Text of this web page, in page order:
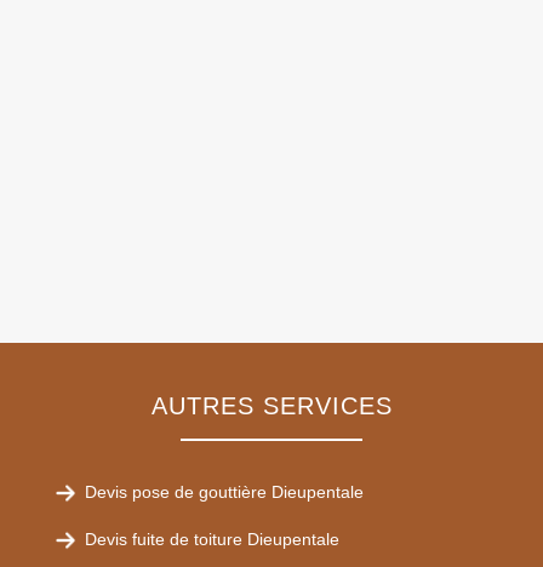
AUTRES SERVICES
Devis pose de gouttière Dieupentale
Devis fuite de toiture Dieupentale